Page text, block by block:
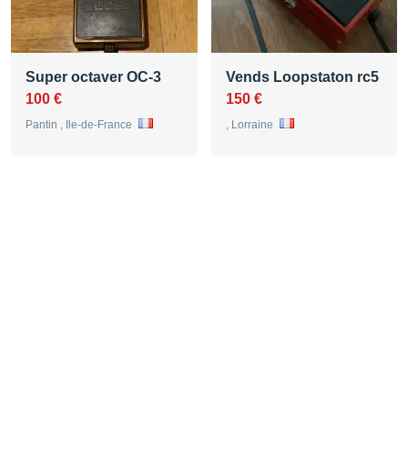
Super octaver OC-3
100 €
Pantin , Ile-de-France
Vends Loopstaton rc5
150 €
, Lorraine